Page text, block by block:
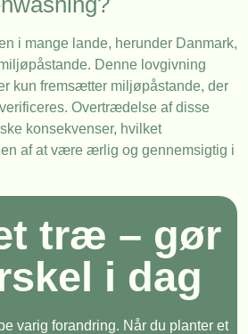
i mange lande, herunder Danmark,
Denne lovgivning
kun fremsætter miljøpåstande, der
Overtrædelse af disse
konsekvenser, hvilket
af at være ærlig og gennemsigtig i
træ – gør
i dag
varig forandring. Når du planter et